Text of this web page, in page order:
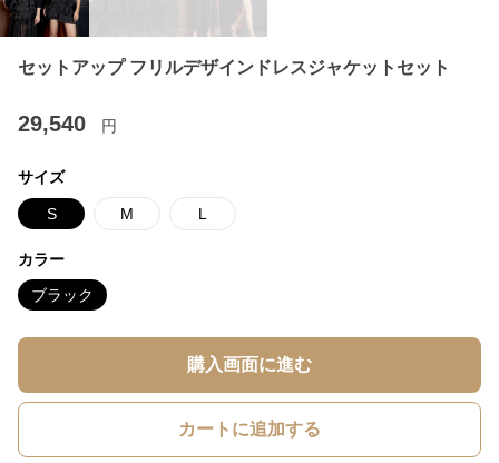
セットアップ フリルデザインドレスジャケットセット
29,540 円
サイズ
S M L
カラー
ブラック
購入画面に進む
カートに追加する